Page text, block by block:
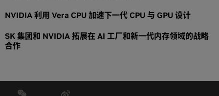
NVIDIA 利用 Vera CPU 加速下一代 CPU 与 GPU 设计
SK 集团和 NVIDIA 拓展在 AI 工厂和新一代内存领域的战略
合作